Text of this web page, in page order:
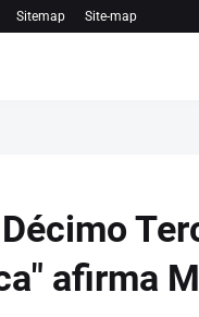
Sitemap Site-map
afirma